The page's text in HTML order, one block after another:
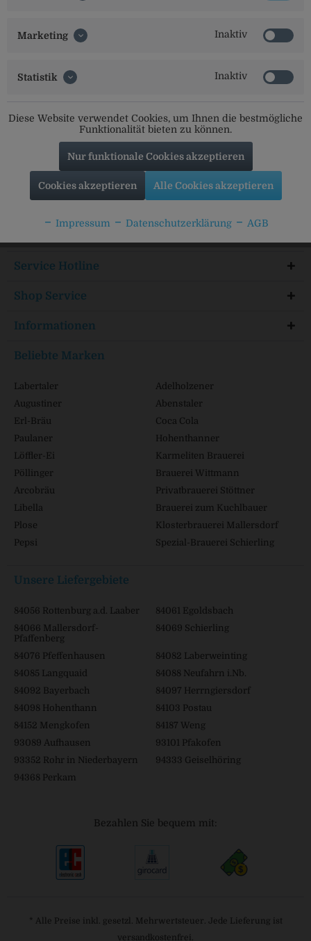
Social Media
Folgt uns auf unseren Kanälen für alle Neuigkeiten:
Service Hotline
Shop Service
Informationen
Beliebte Marken
Labertaler
Adelholzener
Augustiner
Abenstaler
Erl-Bräu
Coca Cola
Paulaner
Hohenthanner
Löffler-Ei
Karmeliten Brauerei
Pöllinger
Brauerei Wittmann
Arcobräu
Privatbrauerei Stöttner
Libella
Brauerei zum Kuchlbauer
Plose
Klosterbrauerei Mallersdorf
Pepsi
Spezial-Brauerei Schierling
Unsere Liefergebiete
84056 Rottenburg a.d. Laaber
84061 Egoldsbach
84066 Mallersdorf-
Pfaffenberg
84069 Schierling
84076 Pfeffenhausen
84082 Laberweinting
84085 Langquaid
84088 Neufahrn i.Nb.
84092 Bayerbach
84097 Herrngiersdorf
84098 Hohenthann
84103 Postau
84152 Mengkofen
84187 Weng
93089 Aufhausen
93101 Pfakofen
93352 Rohr in Niederbayern
94333 Geiselhöring
94368 Perkam
Bezahlen Sie bequem mit:
* Alle Preise inkl. gesetzl. Mehrwertsteuer. Jede Lieferung ist
versandkostenfrei.
Marketing Inaktiv
Statistik Inaktiv
Diese Website verwendet Cookies, um Ihnen die bestmögliche
Funktionalität bieten zu können.
Nur funktionale Cookies akzeptieren
Cookies akzeptieren Alle Cookies akzeptieren
Impressum Datenschutzerklärung AGB